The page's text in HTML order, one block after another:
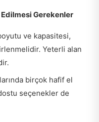
Gerekenler
ve kapasitesi,
Yeterli alan
birçok hafif el
seçenekler de